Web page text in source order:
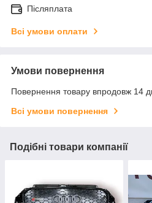
Післяплата
Всі умови оплати
Умови повернення
Повернення товару впродовж 14
Всі умови повернення
Подібні товари компанії